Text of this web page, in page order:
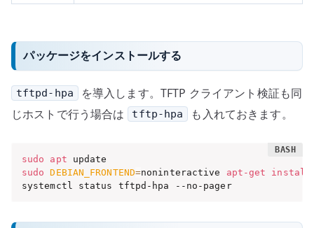
パッケージをインストールする
tftpd-hpa
を導入します。TFTP クライアント検証も同
じホストで行う場合は
tftp-hpa も入れておきます。
sudo apt
sudo
DEBIAN_FRONTEND=noninteractive apt-get
install
systemctl status tftpd-hpa --no-pager